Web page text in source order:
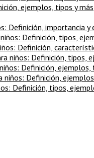
ejemplos, tipos y más
Definición, importancia y
Definición, tipos,
Definición,
niños: Definición, tipos,
Definición, ejemplos,
Definición,
Definición, tipos,